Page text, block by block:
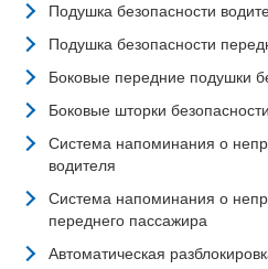
Подушка безопасности
Подушка безопасности
Боковые передние подушки
Боковые шторки безопасности
Система напоминания о
водителя
Система напоминания о
переднего пассажира
Автоматическая